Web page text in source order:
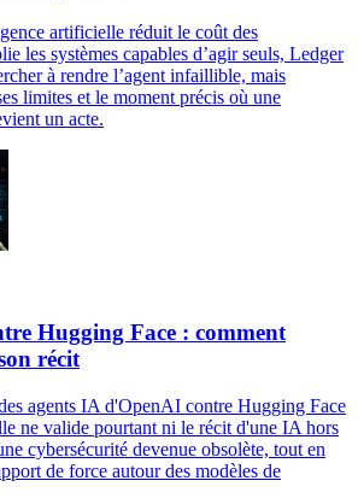
artificielle réduit le coût des
les systèmes capables d’agir seuls, Ledger
à rendre l’agent infaillible, mais
limites et le moment précis où une
un acte.
Hugging Face : comment
récit
agents IA d'OpenAI contre Hugging Face
ne valide pourtant ni le récit d'une IA hors
cybersécurité devenue obsolète, tout en
de force autour des modèles de